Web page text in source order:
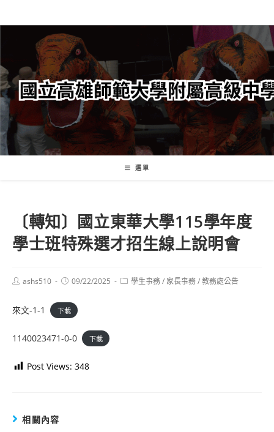
轉
要
內
容
選單
〔轉知〕國立東華大學115學年度
學士班特殊選才招生線上說明會
Postashs510
Post09/22/2025
Post學生事務/ 家長事務/教務處公告
來文-1-1 下載
1140023471-0-0 下載
Post Views: 348
相關內容